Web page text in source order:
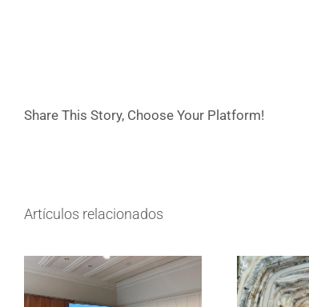
Share This Story, Choose Your Platform!
Artículos relacionados